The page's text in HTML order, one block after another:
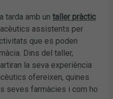
tarda amb un taller pràctic
assistents per
que es poden
Dins del taller,
la seva experiència
ofereixen, quines
seves farmàcies i com ho